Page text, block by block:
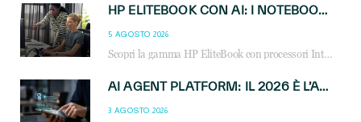
HP ELITEBOOK CON AI: I NOTEBOOK BUSINESS INTELLIGENTI CHE TRASFORMANO PRODUTTIVITÀ, SICUREZZA E LAVORO IBRIDO
5 AGOSTO 2026
Scopri la gamma HP EliteBook con processori Intel® Core™ Ultra e AMD Ryzen™ AI. Notebook business progettati per aumentare la produttività, migliorare la collaborazione e garantire sicurezza avanzata in ufficio e in mobilità.
AI AGENT PLATFORM: IL 2026 È L’ANNO DEL «SISTEMA OPERATIVO» PER GLI AGENTI AZIENDALI
3 AGOSTO 2026